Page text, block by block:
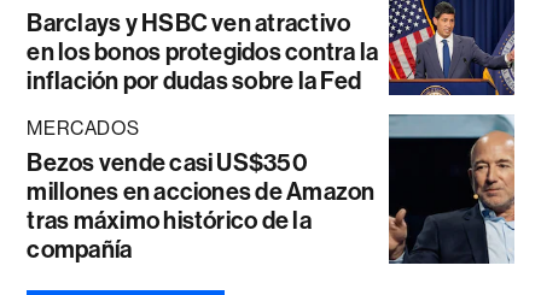
Barclays y HSBC ven atractivo
en los bonos protegidos contra la
inflación por dudas sobre la Fed
MERCADOS
Bezos vende casi US$350
millones en acciones de Amazon
tras máximo histórico de la
compañía